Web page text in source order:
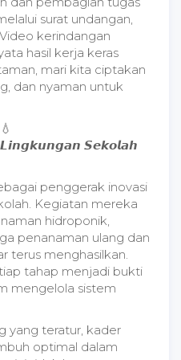
surat undangan,
kerindangan
hasil kerja keras
mari kita ciptakan
dan nyaman untuk
𝙇𝙞𝙣𝙜𝙠𝙪𝙣𝙜𝙖𝙣 𝙎𝙚𝙠𝙤𝙡𝙖𝙝
penggerak inovasi
Kegiatan mereka
hidroponik,
penanaman ulang dan
terus menghasilkan.
tahap menjadi bukti
mengelola sistem
yang teratur, kader
optimal dalam